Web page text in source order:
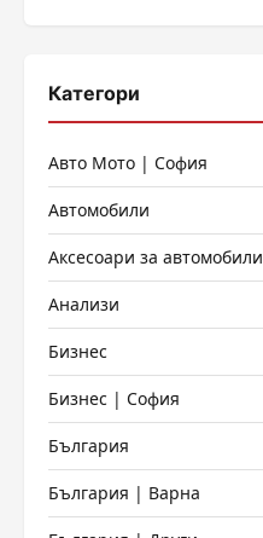
Категори
Авто Мото | София
Автомобили
Аксесоари за автомобили
Анализи
Бизнес
Бизнес | София
България
България | Варна